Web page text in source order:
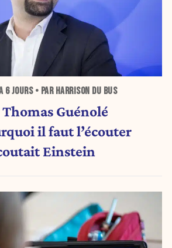
6 JOURS• PAR HARRISON DU BUS
Guénolé
il faut l’écouter
Einstein